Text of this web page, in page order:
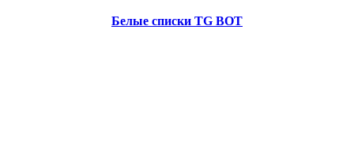
Белые списки TG BOT